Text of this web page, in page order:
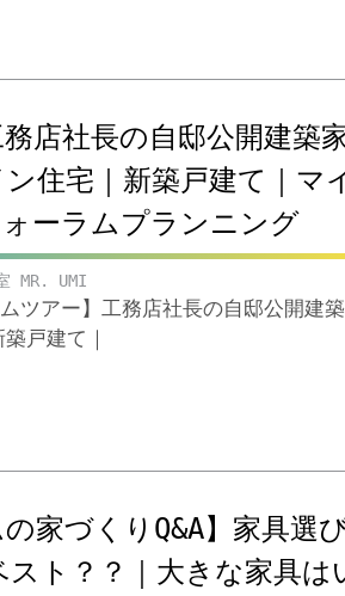
務店社長の自邸公開建築
住宅｜新築戸建て｜マ
ーラムプランニング
MR. UMI
ツアー】工務店社長の自邸公開建
戸建て｜
家づくりQ&A】家具選
ト？？｜大きな家具は